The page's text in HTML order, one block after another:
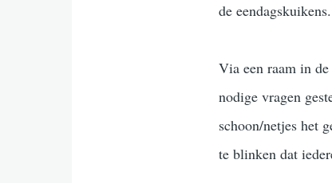
de eendagskuikens.
Via een raam in
nodige vragen
schoon/netjes het
te blinken dat